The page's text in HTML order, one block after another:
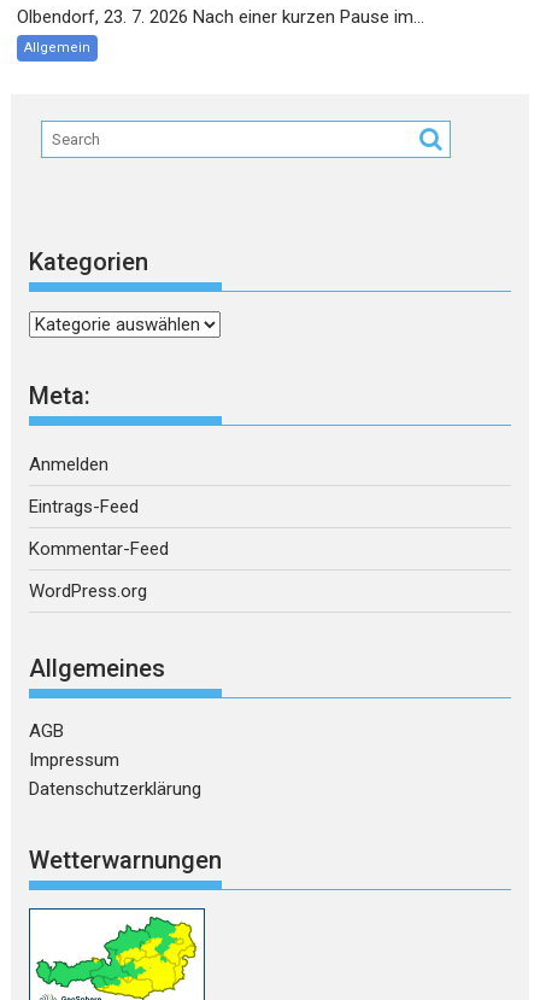
Olbendorf, 23. 7. 2026 Nach einer kurzen Pause im...
Allgemein
Kategorien
Kategorien
Meta:
Anmelden
Eintrags-Feed
Kommentar-Feed
WordPress.org
Allgemeines
AGB
Impressum
Datenschutzerklärung
Wetterwarnungen